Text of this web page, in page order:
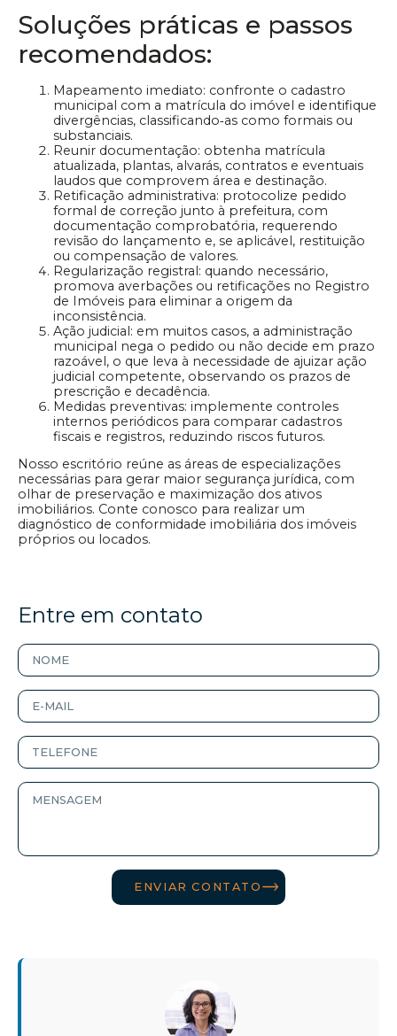
Soluções práticas e passos
recomendados:
Mapeamento imediato: confronte o cadastro
municipal com a matrícula do imóvel e identifique
divergências, classificando‑as como formais ou
substanciais.
Reunir documentação: obtenha matrícula
atualizada, plantas, alvarás, contratos e eventuais
laudos que comprovem área e destinação.
Retificação administrativa: protocolize pedido
formal de correção junto à prefeitura, com
documentação comprobatória, requerendo
revisão do lançamento e, se aplicável, restituição
ou compensação de valores.
Regularização registral: quando necessário,
promova averbações ou retificações no Registro
de Imóveis para eliminar a origem da
inconsistência.
Ação judicial: em muitos casos, a administração
municipal nega o pedido ou não decide em prazo
razoável, o que leva à necessidade de ajuizar ação
judicial competente, observando os prazos de
prescrição e decadência.
Medidas preventivas: implemente controles
internos periódicos para comparar cadastros
fiscais e registros, reduzindo riscos futuros.
Nosso escritório reúne as áreas de especializações
necessárias para gerar maior segurança jurídica, com
olhar de preservação e maximização dos ativos
imobiliários. Conte conosco para realizar um
diagnóstico de conformidade imobiliária dos imóveis
próprios ou locados.
Entre em contato
ENVIAR CONTATO